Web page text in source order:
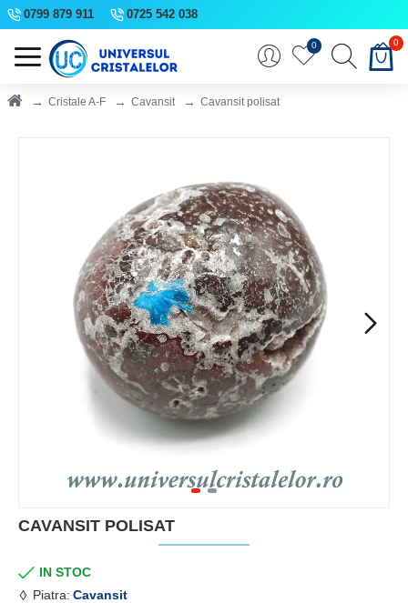
0799 879 911 0725 542 038
0 0
Cristale A-F Cavansit Cavansit polisat
CAVANSIT POLISAT
IN STOC
Piatra: Cavansit